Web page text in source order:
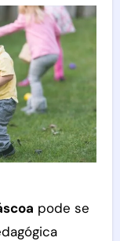
pode se